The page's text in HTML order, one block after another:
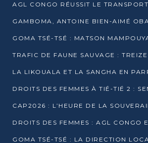
CAP2026 : L’HEURE DE LA